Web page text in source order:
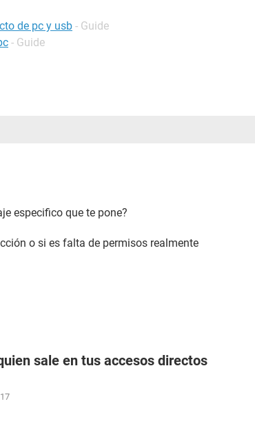
de pc y usb - Guide
- Guide
especifico que te pone?
o si es falta de permisos realmente
sale en tus accesos directos